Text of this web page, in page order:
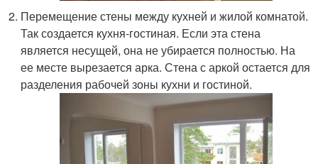
Перемещение стены между кухней и жилой комнатой.
Так создается кухня-гостиная. Если эта стена
является несущей, она не убирается полностью. На
ее месте вырезается арка. Стена с аркой остается для
разделения рабочей зоны кухни и гостиной.